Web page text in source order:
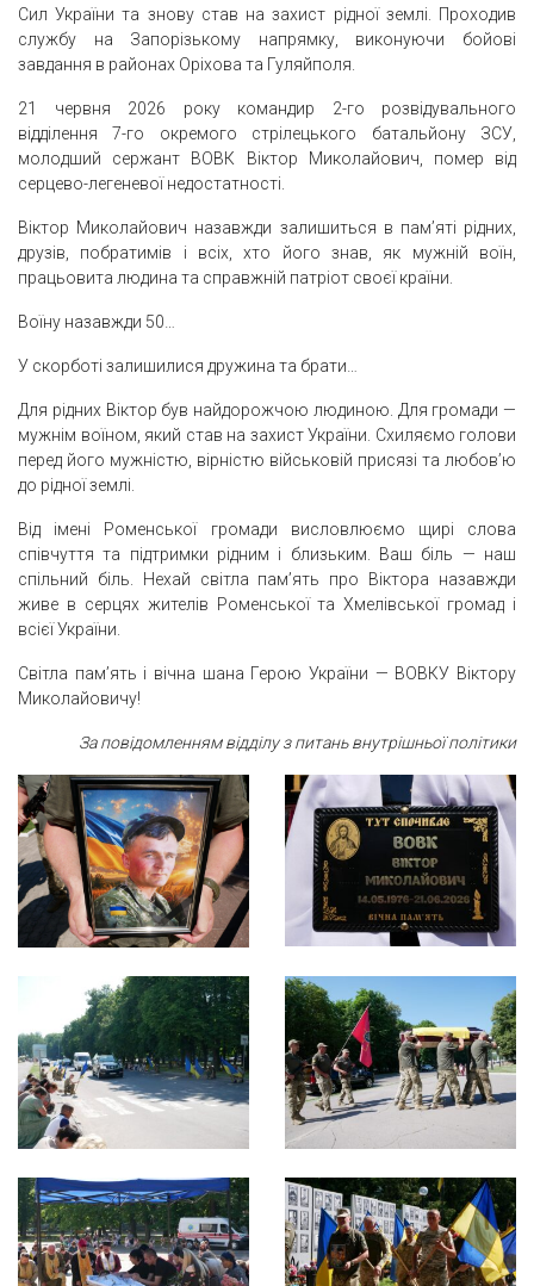
Сил України та знову став на захист рідної землі. Проходив
службу на Запорізькому напрямку, виконуючи бойові
завдання в районах Оріхова та Гуляйполя.
21 червня 2026 року командир 2-го розвідувального
відділення 7-го окремого стрілецького батальйону ЗСУ,
молодший сержант ВОВК Віктор Миколайович, помер від
серцево-легеневої недостатності.
Віктор Миколайович назавжди залишиться в пам’яті рідних,
друзів, побратимів і всіх, хто його знав, як мужній воїн,
працьовита людина та справжній патріот своєї країни.
Воїну назавжди 50…
У скорботі залишилися дружина та брати…
Для рідних Віктор був найдорожчою людиною. Для громади —
мужнім воїном, який став на захист України. Схиляємо голови
перед його мужністю, вірністю військовій присязі та любов’ю
до рідної землі.
Від імені Роменської громади висловлюємо щирі слова
співчуття та підтримки рідним і близьким. Ваш біль — наш
спільний біль. Нехай світла пам’ять про Віктора назавжди
живе в серцях жителів Роменської та Хмелівської громад і
всієї України.
Світла пам’ять і вічна шана Герою України — ВОВКУ Віктору
Миколайовичу!
За повідомленням відділу з питань внутрішньої політики